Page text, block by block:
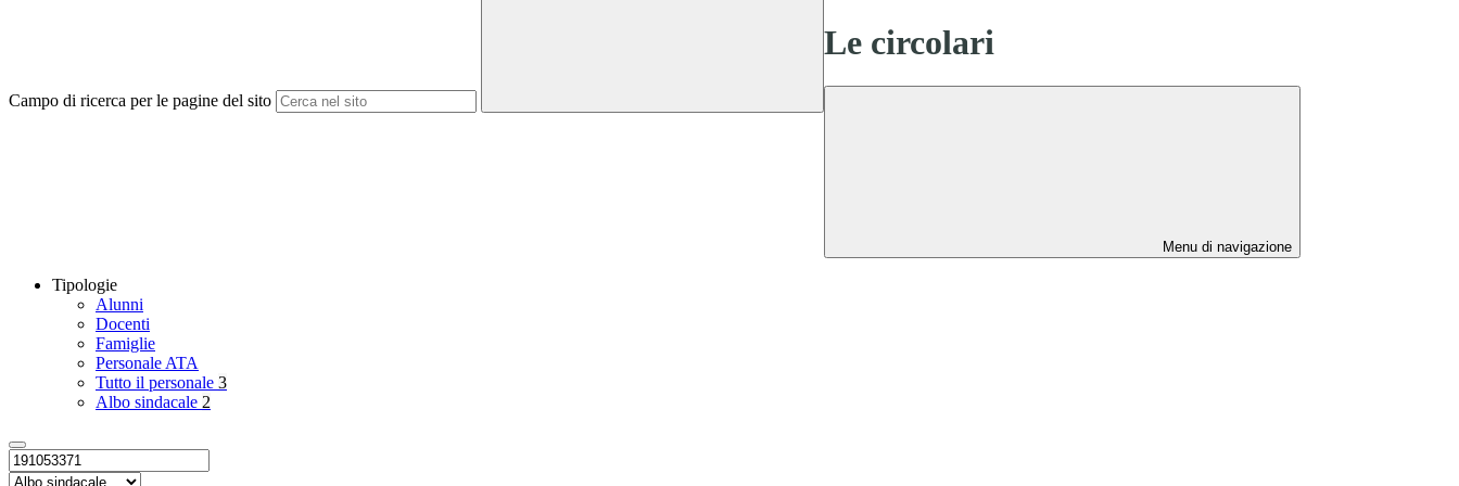
Campo di ricerca per le pagine del sito
Le circolari
Menu di navigazione
Tipologie
Alunni
Docenti
Famiglie
Personale ATA
Tutto il personale 3
Albo sindacale 2